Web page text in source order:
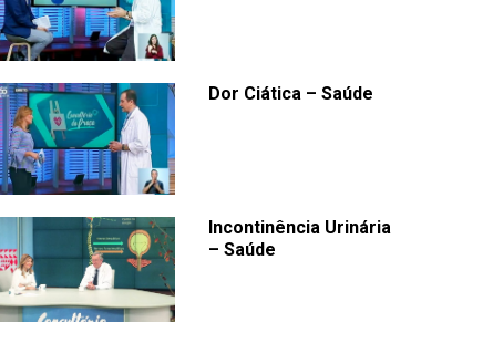
Dor Ciática – Saúde
Incontinência Urinária
– Saúde